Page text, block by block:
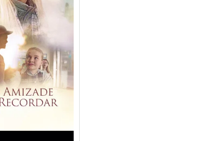
para Recordar
WEB-DL 1080p
Áudio